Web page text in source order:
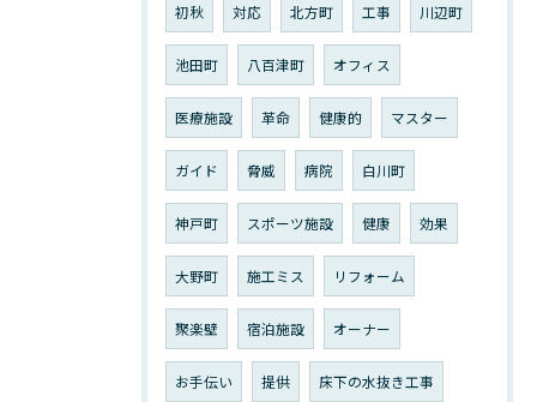
初秋 対応 北方町 工事 川辺町
池田町 八百津町 オフィス
医療施設 革命 健康的 マスター
ガイド 脅威 病院 白川町
神戸町 スポーツ施設 健康 効果
大野町 施工ミス リフォーム
聚楽壁 宿泊施設 オーナー
お手伝い 提供 床下の水抜き工事